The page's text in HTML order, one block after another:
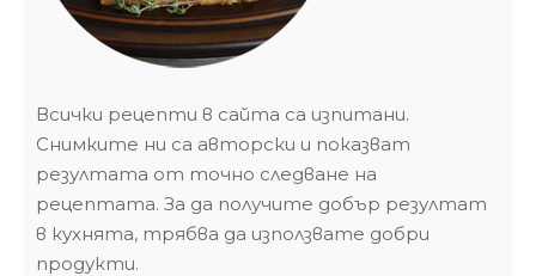
Всички рецепти в сайта са изпитани.
Снимките ни са авторски и показват
резултата от точно следване на
рецептата. За да получите добър резултат
в кухнята, трябва да използвате добри
продукти.